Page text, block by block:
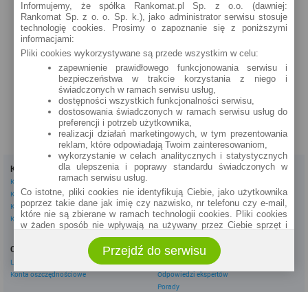
Leszno
Wolności 2
zobacz na mapie »
Kredyty
Kredyty gotówkowe
Kredyty hipoteczne
Kredyty konsolidacyjne
Kredyty na samochód
Oszczędzanie
Lokaty
Konta oszczędnościowe
Dla firm
Konta firmowe
Leasingi
Inne
eBroker Ekstra
Odpowiedzi ekspertów
Porady
Informujemy, że spółka Rankomat.pl Sp. z o.o. (dawniej:
Rankomat Sp. z o. o. Sp. k.), jako administrator serwisu stosuje
technologię cookies. Prosimy o zapoznanie się z poniższymi
informacjami:
Pliki cookies wykorzystywane są przede wszystkim w celu:
zapewnienie prawidłowego funkcjonowania serwisu i
bezpieczeństwa w trakcie korzystania z niego i
świadczonych w ramach serwisu usług,
dostępności wszystkich funkcjonalności serwisu,
dostosowania świadczonych w ramach serwisu usług do
preferencji i potrzeb użytkownika,
realizacji działań marketingowych, w tym prezentowania
reklam, które odpowiadają Twoim zainteresowaniom,
wykorzystanie w celach analitycznych i statystycznych
dla ulepszenia i poprawy standardu świadczonych w
ramach serwisu usług.
Co istotne, pliki cookies nie identyfikują Ciebie, jako użytkownika
poprzez takie dane jak imię czy nazwisko, nr telefonu czy e-mail,
które nie są zbierane w ramach technologii cookies. Pliki cookies
w żaden sposób nie wpływają na używany przez Ciebie sprzęt i
Zakres wykorzystywania plików cookies możliwy jest do
określenia w ustawieniach przeglądarki każdego użytkownika. Bez
wprowadzenia zmian ustawień, informacje w plikach cookies mogą
być zapisywane w pamięci Twojego urządzenia.
Przejdź do serwisu